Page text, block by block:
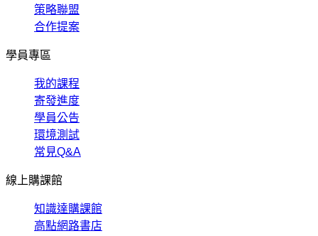
策略聯盟
合作提案
學員專區
我的課程
寄發進度
學員公告
環境測試
常見Q&A
線上購課館
知識達購課館
高點網路書店